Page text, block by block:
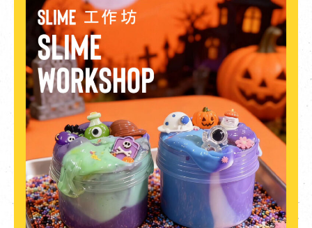
導賞團
體驗走進南豐紗廠
CHAT六廠
南豐作坊
其他體驗
到訪我們
開放時間及位置
穿梭巴士服務
停車場
NF TOUCH
EN|